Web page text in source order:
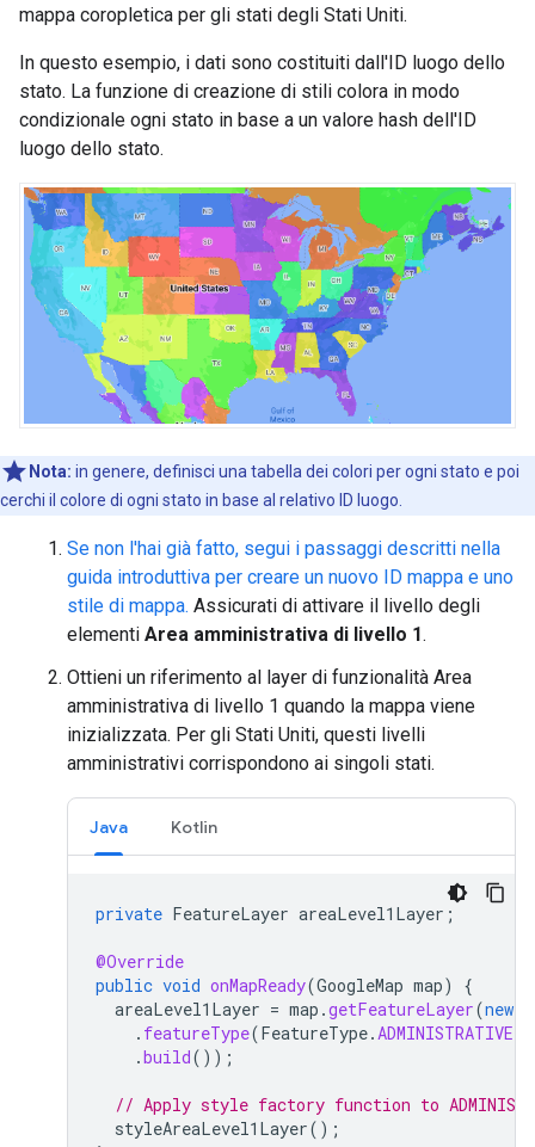
mappa coropletica per gli stati degli Stati Uniti.
In questo esempio, i dati sono costituiti dall'ID luogo dello
stato. La funzione di creazione di stili colora in modo
condizionale ogni stato in base a un valore hash dell'ID
luogo dello stato.
Nota: in genere, definisci una tabella dei colori per ogni stato e poi
cerchi il colore di ogni stato in base al relativo ID luogo.
Se non l'hai già fatto, segui i passaggi descritti nella
guida introduttiva per creare un nuovo ID mappa e uno
stile di mappa. Assicurati di attivare il livello degli
elementi Area amministrativa di livello 1.
Ottieni un riferimento al layer di funzionalità Area
amministrativa di livello 1 quando la mappa viene
inizializzata. Per gli Stati Uniti, questi livelli
amministrativi corrispondono ai singoli stati.
Java Kotlin
private FeatureLayer areaLevel1Layer ;
@Override
public void onMapReady(GoogleMap map)
{
areaLevel1Layer = map .getFeatureLayer(new
. featureType(FeatureType.
.build());
// Apply style factory function to
styleAreaLevel1Layer();